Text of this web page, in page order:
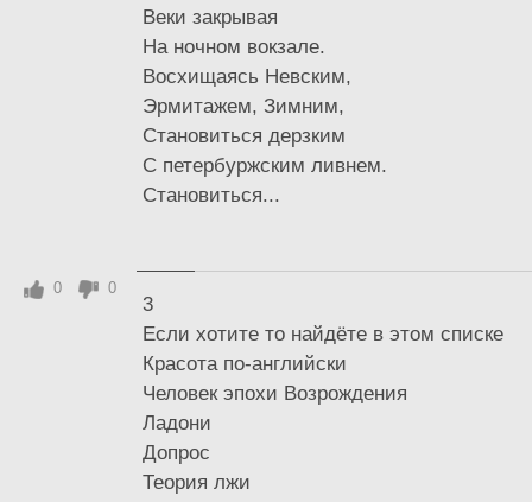
Веки закрывая
На ночном вокзале.
Восхищаясь Невским,
Эрмитажем, Зимним,
Становиться дерзким
С петербуржским ливнем.
Становиться...
3
Если хотите то найдёте в этом списке
Красота по-английски
Человек эпохи Возрождения
Ладони
Допрос
Теория лжи
0 0